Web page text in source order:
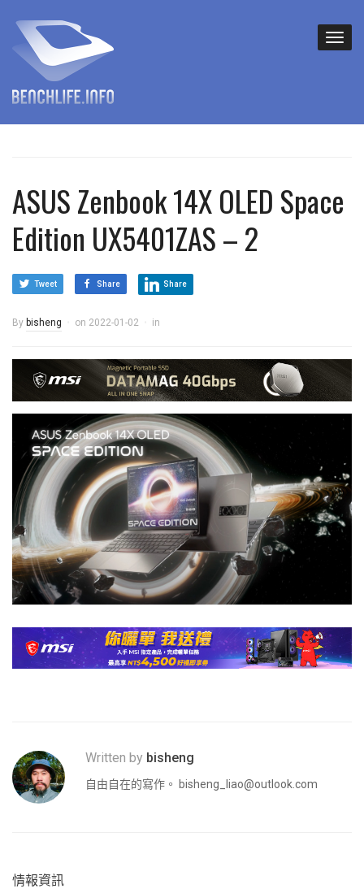
ASUS Zenbook 14X OLED Space
Edition UX5401ZAS – 2
Tweet Share Share
By bisheng on 2022-01-02 in
Written by bisheng
自由自在的寫作。 bisheng_liao@outlook.com
情報資訊